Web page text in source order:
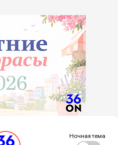
Ночная тема